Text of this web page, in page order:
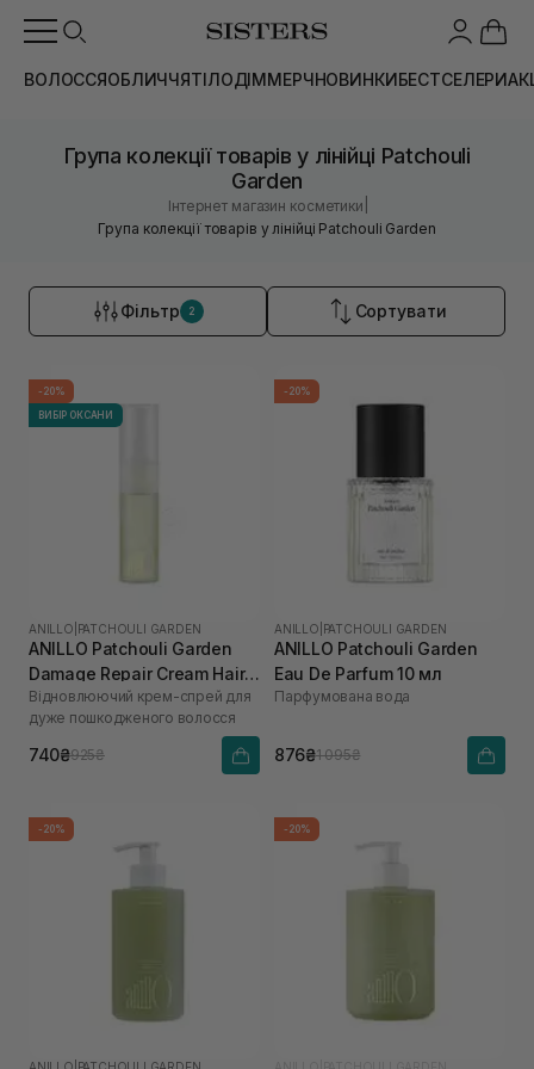
ВОЛОССЯОБЛИЧЧЯТІЛОДІММЕРЧНОВИНКИБЕСТСЕЛЕРИ
Група колекції товарів у лінійці Patchouli
Garden
Інтернет магазин косметики
Група колекції товарів у лінійці Patchouli Garden
Фільтр 2 Сортувати
-20%
ВИБІР ОКСАНИ
ANILLO PATCHOULI GARDEN
ANILLO Patchouli Garden
Damage Repair Cream Hair
Mist 70 мл
Відновлюючий крем-спрей для
дуже пошкодженого волосся
740₴925₴
-20%
ANILLO PATCHOULI GARDEN
ANILLO Patchouli Garden
Eau De Parfum 10 мл
Парфумована вода
876₴1 095₴
-20% -20%